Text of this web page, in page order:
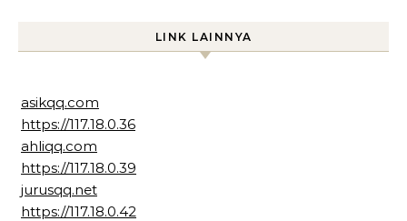
LINK LAINNYA
asikqq.com
https://117.18.0.36
ahliqq.com
https://117.18.0.39
jurusqq.net
https://117.18.0.42